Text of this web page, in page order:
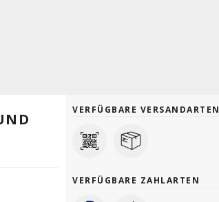
VERFÜGBARE VERSANDARTEN
VERFÜGBARE ZAHLARTEN